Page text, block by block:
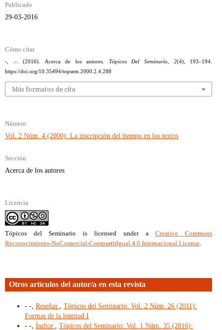
Publicado
29-03-2016
Cómo citar
-, .-. (2016). Acerca de los autores. Tópicos Del Seminario, 2(4), 193–194.
https://doi.org/10.35494/topsem.2000.2.4.288
Más formatos de cita
Número
Vol. 2 Núm. 4 (2000): La inscripción del tiempo en los textos
Sección
Acerca de los autores
Licencia
Tópicos del Seminario is licensed under aCreative Commons
Reconocimiento-NoComercial-CompartirIgual 4.0 Internacional License.
Otros artículos del autor/a en esta revista
- -, Reseñas
Tópicos del Seminario: Vol. 2 Núm. 26 (2011):
Formas de la lentitud I
- -, Índice
Tópicos del Seminario: Vol. 1 Núm. 35 (2016):